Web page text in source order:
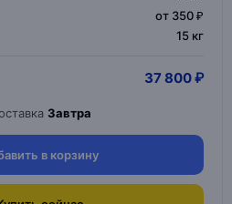
от 350 ₽
15 кг
37 800 ₽
Завтра
в корзину